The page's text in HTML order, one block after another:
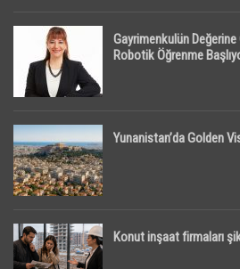
Gayrimenkulün
Robotik Öğrenme
Yunanistan’da Golden
Konut inşaat firmaları